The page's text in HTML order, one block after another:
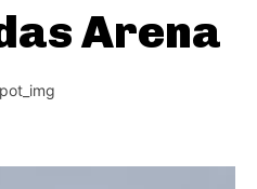
Arena